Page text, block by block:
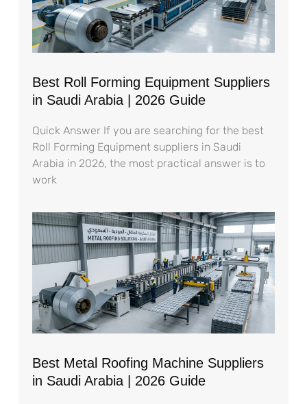
Best Roll Forming Equipment Suppliers
in Saudi Arabia | 2026 Guide
Quick Answer If you are searching for the best
Roll Forming Equipment suppliers in Saudi
Arabia in 2026, the most practical answer is to
work
Best Metal Roofing Machine Suppliers
in Saudi Arabia | 2026 Guide